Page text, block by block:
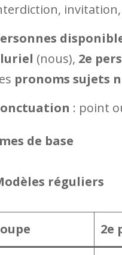
invitation,
(nous), 2e
pronoms sujets
: point
de base
réguliers
2e